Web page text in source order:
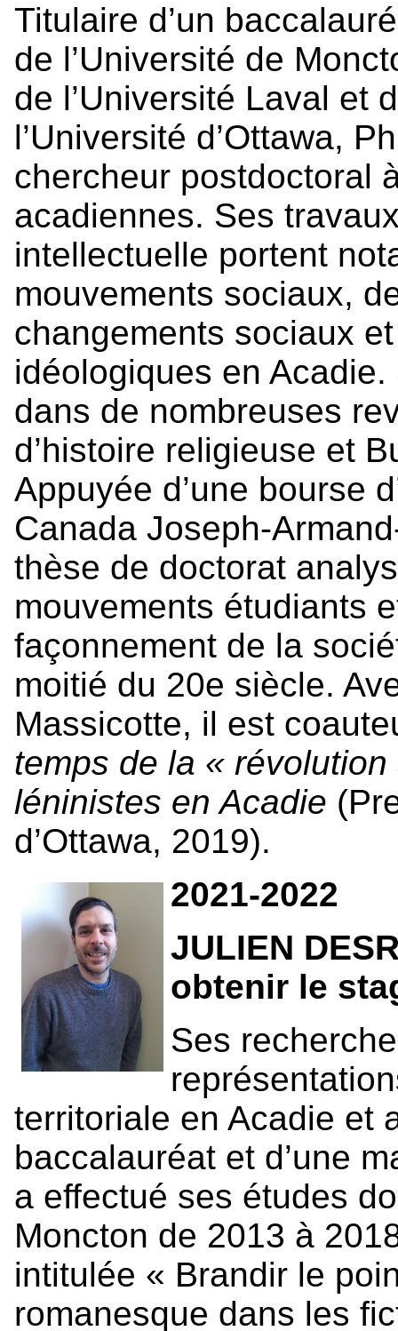
Titulaire d’un
de l’Université de
de l’Université Laval et
l’Université d’Ottawa,
chercheur postdoctoral
acadiennes. Ses
intellectuelle portent
mouvements sociaux,
changements sociaux
idéologiques en
dans de nombreuses
d’histoire religieuse et
Appuyée d’une bourse
Canada Joseph-
thèse de doctorat
mouvements étudiants
façonnement de la
moitié du 20e siècle.
Massicotte, il est
temps de la «
léninistes en Acadie
d’Ottawa, 2019).
2021-2022
JULIEN
obtenir le
Ses
territoriale en Acadie et
baccalauréat et d’une
a effectué ses études
Moncton de 2013 à
intitulée « Brandir le
romanesque dans les